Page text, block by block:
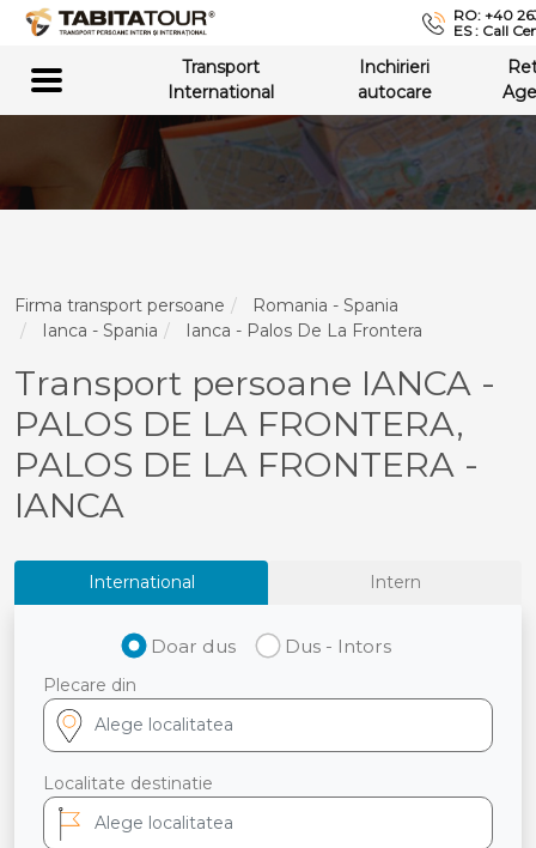
RO: +40
ES : Call
Transport
International
Inchirieri
autocare
Firma transport persoane
Romania - Spania
Ianca - Spania
Ianca - Palos De La Frontera
Transport persoane IANCA -
PALOS DE LA FRONTERA,
PALOS DE LA FRONTERA -
IANCA
International Intern
Doar dus Dus - Intors
Plecare din
Localitate destinatie